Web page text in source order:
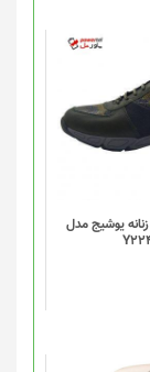
محصول
شوند
یوشیج مدل